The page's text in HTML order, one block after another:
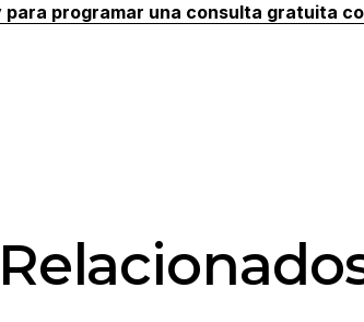
programar una consulta gratuita